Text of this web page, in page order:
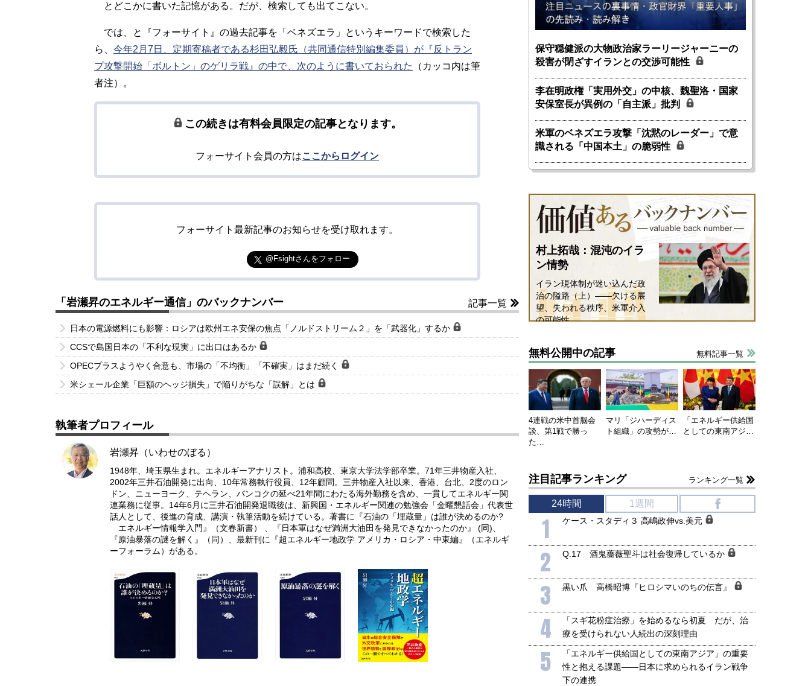
とどこかに書いた記憶がある。だが、検索しても出てこない。
では、と『フォーサイト』の過去記事を「ベネズエラ」というキーワードで検索した
ら、 今年2月7日、定期寄稿者である杉田弘毅氏（共同通信特別編集委員）が『反トラン
プ攻撃開始「ボルトン」のゲリラ戦』の中で、次のように書いておられた
（カッコ内は筆
者注）。
この続きは有料会員限定の記事となります。
フォーサイト会員の方はここからログイン
フォーサイト最新記事のお知らせを受け取れます。
@Fsightさんをフォロー
「岩瀬昇のエネルギー通信」のバックナンバー 記事一覧
日本の電源燃料にも影響：ロシアは欧州エネ安保の焦点「ノルドストリーム２」を「武器化」するか
CCSで島国日本の「不利な現実」に出口はあるか
OPECプラスようやく合意も、市場の「不均衡」「不確実」はまだ続く
米シェール企業「巨額のヘッジ損失」で陥りがちな「誤解」とは
執筆者プロフィール
岩瀬昇（いわせのぼる）
1948年、埼玉県生まれ。エネルギーアナリスト。浦和高校、東京大学法学部卒業。71年三井物産入社、
2002年三井石油開発に出向、10年常務執行役員、12年顧問。三井物産入社以来、香港、台北、2度のロン
ドン、ニューヨーク、テヘラン、バンコクの延べ21年間にわたる海外勤務を含め、一貫してエネルギー関
連業務に従事。14年6月に三井石油開発退職後は、新興国・エネルギー関連の勉強会「金曜懇話会」代表世
話人として、後進の育成、講演・執筆活動を続けている。著書に『石油の「埋蔵量」は誰が決めるのか?
エネルギー情報学入門』（文春新書） 、『日本軍はなぜ満洲大油田を発見できなかったのか』 (同)、
『原油暴落の謎を解く』（同）、最新刊に『超エネルギー地政学 アメリカ・ロシア・中東編』（エネルギ
ーフォーラム）がある。
保守穏健派の大物政治家ラーリージャーニーの
殺害が閉ざすイランとの交渉可能性
李在明政権「実用外交」の中核、魏聖洛・国家
安保室長が異例の「自主派」批判
米軍のベネズエラ攻撃「沈黙のレーダー」で意
識される「中国本土」の脆弱性
村上拓哉：混沌のイラ
ン情勢
イラン現体制が迷い込んだ政
治の隘路（上）――欠ける展
望、失われる秩序、米軍介入
の可能性
無料公開中の記事 無料記事一覧
4連戦の米中首脳会
談、第1戦で勝っ
た…
マリ「ジハーディス
ト組織」の攻勢が…
「エネルギー供給国
としての東南アジ…
注目記事ランキング ランキング一覧
24時間 1週間
1 ケース・スタディ３ 高嶋政伸vs.美元
2 Q.17 酒鬼薔薇聖斗は社会復帰しているか
3 黒い爪 高橋昭博『ヒロシマいのちの伝言』
4
「スギ花粉症治療」を始めるなら初夏 だが、治
療を受けられない人続出の深刻理由
5
「エネルギー供給国としての東南アジア」の重要
性と抱える課題――日本に求められるイラン戦争
下の連携